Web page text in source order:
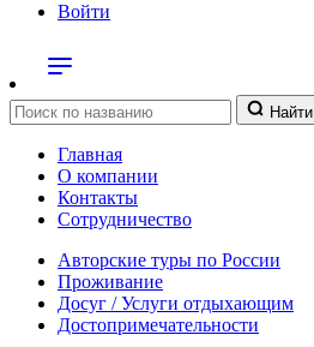
Войти
Найти
Главная
О компании
Контакты
Сотрудничество
Авторские туры по России
Проживание
Досуг / Услуги отдыхающим
Достопримечательности